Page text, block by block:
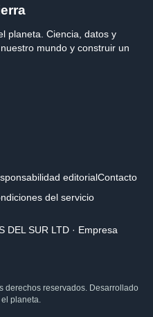
planeta. Ciencia, datos y
mundo y construir un
editorialContacto
del servicio
DEL SUR LTD · Empresa
derechos reservados. Desarrollado
planeta.